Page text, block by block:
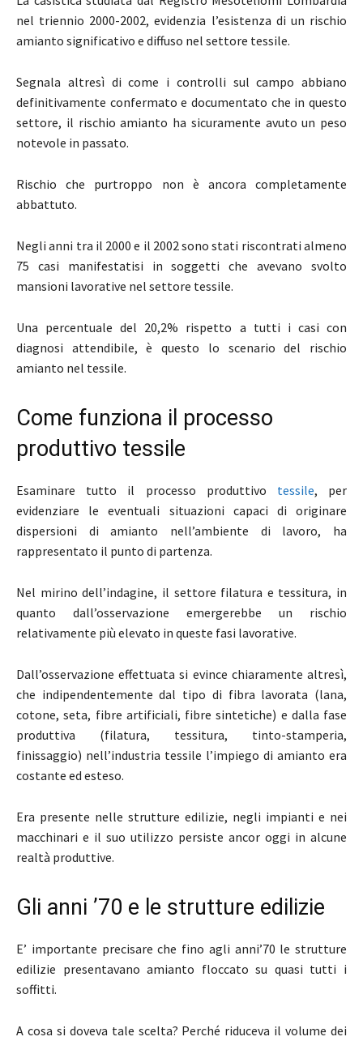
nel triennio 2000-2002, evidenzia l’esistenza di un rischio
amianto significativo e diffuso nel settore tessile.
Segnala altresì di come i controlli sul campo abbiano
definitivamente confermato e documentato che in questo
settore, il rischio amianto ha sicuramente avuto un peso
notevole in passato.
Rischio che purtroppo non è ancora completamente
abbattuto.
Negli anni tra il 2000 e il 2002 sono stati riscontrati almeno
75 casi manifestatisi in soggetti che avevano svolto
mansioni lavorative nel settore tessile.
Una percentuale del 20,2% rispetto a tutti i casi con
diagnosi attendibile, è questo lo scenario del rischio
amianto nel tessile.
Come funziona il processo
produttivo tessile
Esaminare tutto il processo produttivo tessile, per
evidenziare le eventuali situazioni capaci di originare
dispersioni di amianto nell’ambiente di lavoro, ha
rappresentato il punto di partenza.
Nel mirino dell’indagine, il settore filatura e tessitura, in
quanto dall’osservazione emergerebbe un rischio
relativamente più elevato in queste fasi lavorative.
Dall’osservazione effettuata si evince chiaramente altresì,
che indipendentemente dal tipo di fibra lavorata (lana,
cotone, seta, fibre artificiali, fibre sintetiche) e dalla fase
produttiva (filatura, tessitura, tinto-stamperia,
finissaggio) nell’industria tessile l’impiego di amianto era
costante ed esteso.
Era presente nelle strutture edilizie, negli impianti e nei
macchinari e il suo utilizzo persiste ancor oggi in alcune
realtà produttive.
Gli anni ’70 e le strutture edilizie
E’ importante precisare che fino agli anni’70 le strutture
edilizie presentavano amianto floccato su quasi tutti i
soffitti.
A cosa si doveva tale scelta? Perché riduceva il volume dei